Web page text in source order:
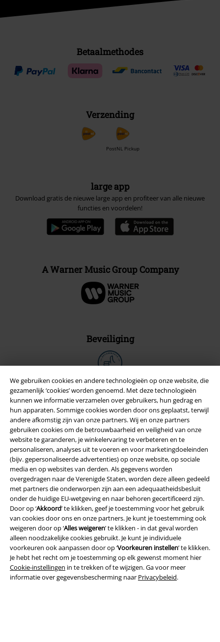
We gebruiken cookies en andere technologieën op onze website, die
gezamenlijk ‘cookies’ worden genoemd. Met deze technologieën
kunnen we informatie verzamelen over gebruikers, hun gedrag en
hun apparaten. Sommige cookies worden door ons geplaatst, terwijl
andere afkomstig zijn van onze partners. Wij en onze partners
gebruiken cookies om de betrouwbaarheid en veiligheid van onze
website te garanderen, je winkelervaring te verbeteren en te
personaliseren, analyses uit te voeren en voor marketingdoeleinden
(bijv. gepersonaliseerde advertenties) op onze website, op sociale
media en op websites van derden. Als gegevens worden
overgedragen naar de Verenigde Staten, worden deze alleen gedeeld
met partners die onderworpen zijn aan een adequaatheidsbesluit
onder de huidige EU-wetgeving en naar behoren gecertificeerd zijn.
Door op ‘Akkoord’ te klikken, geef je toestemming voor het gebruik
van cookies door ons en onze partners. Je kunt je toestemming ook
weigeren door op ‘Alles weigeren’ te klikken - in dat geval worden
alleen noodzakelijke cookies gebruikt. Je kunt je individuele
voorkeuren ook aanpassen door op ‘Voorkeuren instellen’ te klikken.
Je hebt het recht om je toestemming op elk gewenst moment hier
Cookie-instellingen in te trekken of te wijzigen. Ga voor meer
informatie over gegevensbescherming naar Privacybeleid.
Betaalmethodes
Verzending
PostNL Pickup
large app
Download gratis de nieuwe large app en profiteer van alle nieuwe
functies en voordelen!
A Warner Music Group Company
Beveiliging
Legal
Algemene Voorwaarden
Bedrijfsgegevens
Privacyverklaring
Verklaring van conformiteit